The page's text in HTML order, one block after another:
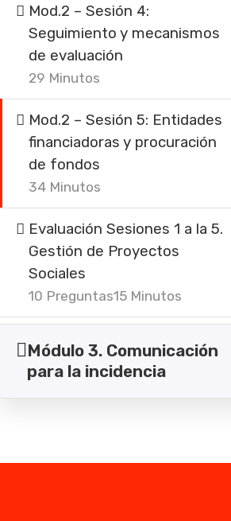
Mod.2 – Sesión 4:
Seguimiento y mecanismos
de evaluación
29 Minutos
Mod.2 – Sesión 5: Entidades
financiadoras y procuración
de fondos
34 Minutos
Evaluación Sesiones 1 a la 5.
Gestión de Proyectos
Sociales
15 Minutos
10 Preguntas
Módulo 3. Comunicación
para la incidencia